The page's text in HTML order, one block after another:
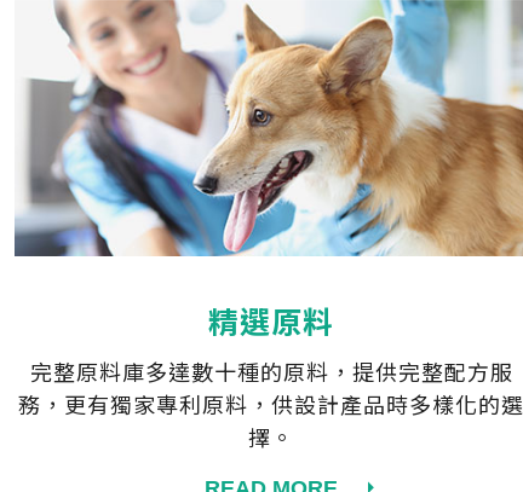
精選原料
完整原料庫多達數十種的原料，提供完整配方服
務，更有獨家專利原料，供設計產品時多樣化的選
擇。